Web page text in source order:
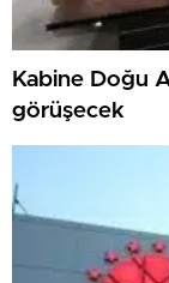
Kabine Doğu
görüşecek